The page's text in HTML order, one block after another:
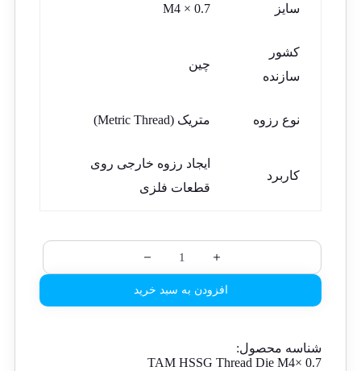
سایز M4 × 0.7
کشور
سازنده
چین
نوع رزوه متریک (Metric Thread)
کاربرد
ایجاد رزوه خارجی روی
قطعات فلزی
افزودن به سبد خرید
شناسه محصول:
TAM HSSG Thread Die M4× 0.7